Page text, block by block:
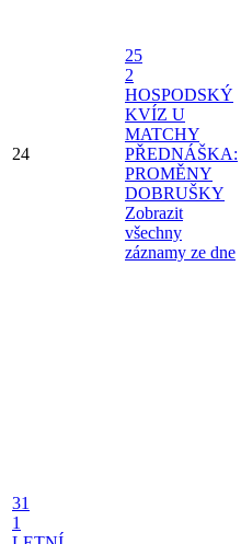
24
25
2
HOSPODSKÝ
KVÍZ U
MATCHY
PŘEDNÁŠKA:
PROMĚNY
DOBRUŠKY
Zobrazit
všechny
záznamy ze dne
31
1